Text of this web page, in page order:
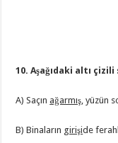
10. Aşağıdaki altı
A) Saçın ağarmış, yüzün
B) Binaların girişide